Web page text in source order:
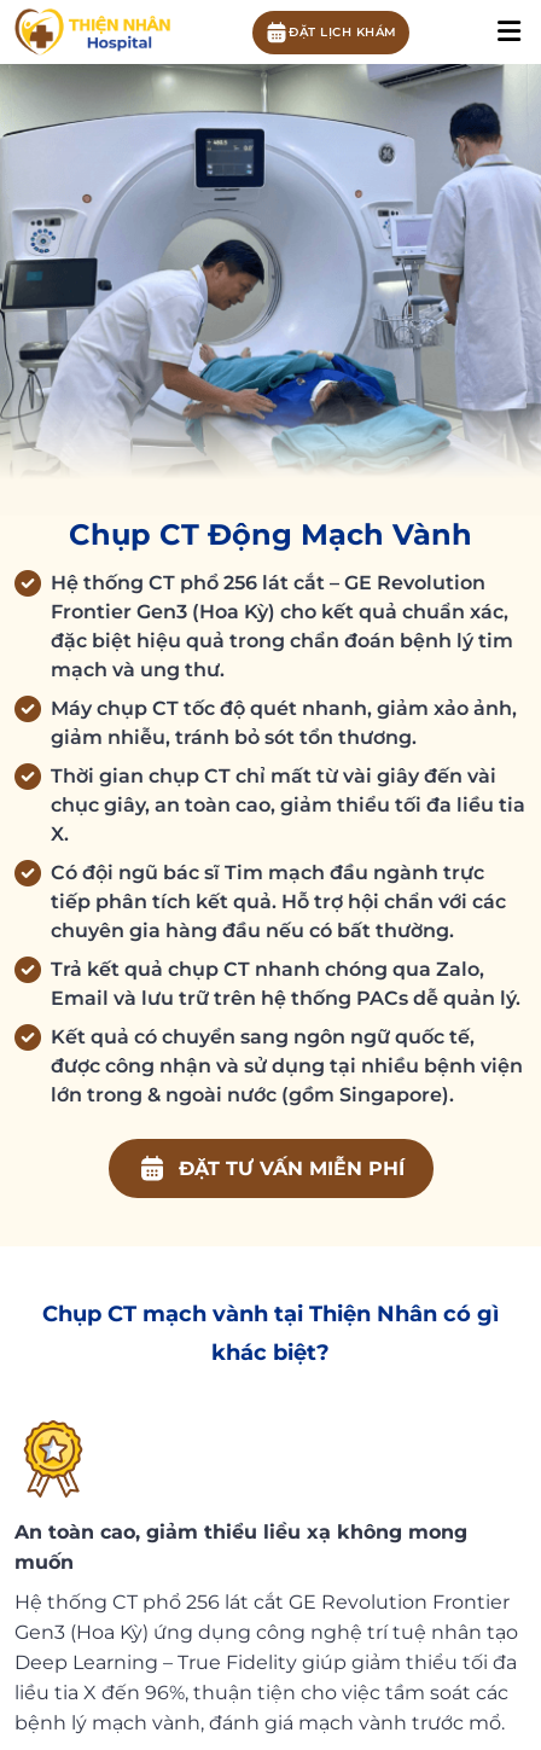
ĐẶT LỊCH KHÁM
Chụp CT Động Mạch Vành
Hệ thống CT phổ 256 lát cắt – GE Revolution
Frontier Gen3 (Hoa Kỳ) cho kết quả chuẩn xác,
đặc biệt hiệu quả trong chẩn đoán bệnh lý tim
mạch và ung thư.
Máy chụp CT tốc độ quét nhanh, giảm xảo ảnh,
giảm nhiễu, tránh bỏ sót tổn thương.
Thời gian chụp CT chỉ mất từ vài giây đến vài
chục giây, an toàn cao, giảm thiểu tối đa liều tia
X.
Có đội ngũ bác sĩ Tim mạch đầu ngành trực
tiếp phân tích kết quả. Hỗ trợ hội chẩn với các
chuyên gia hàng đầu nếu có bất thường.
Trả kết quả chụp CT nhanh chóng qua Zalo,
Email và lưu trữ trên hệ thống PACs dễ quản lý.
Kết quả có chuyển sang ngôn ngữ quốc tế,
được công nhận và sử dụng tại nhiều bệnh viện
lớn trong & ngoài nước (gồm Singapore).
ĐẶT TƯ VẤN MIỄN PHÍ
Chụp CT mạch vành tại Thiện Nhân có gì
khác biệt?
An toàn cao, giảm thiểu liều xạ không mong
muốn
Hệ thống CT phổ 256 lát cắt GE Revolution Frontier
Gen3 (Hoa Kỳ) ứng dụng công nghệ trí tuệ nhân tạo
Deep Learning – True Fidelity giúp giảm thiểu tối đa
liều tia X đến 96%, thuận tiện cho việc tầm soát các
bệnh lý mạch vành, đánh giá mạch vành trước mổ.